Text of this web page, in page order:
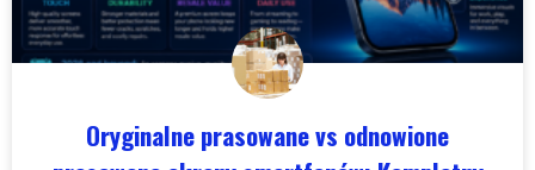
Oryginalne prasowane vs odnowione